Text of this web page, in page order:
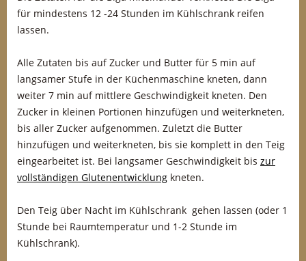
für mindestens 12 -24 Stunden im Kühlschrank reifen
lassen.
Alle Zutaten bis auf Zucker und Butter für 5 min auf
langsamer Stufe in der Küchenmaschine kneten, dann
weiter 7 min auf mittlere Geschwindigkeit kneten. Den
Zucker in kleinen Portionen hinzufügen und weiterkneten,
bis aller Zucker aufgenommen. Zuletzt die Butter
hinzufügen und weiterkneten, bis sie komplett in den Teig
eingearbeitet ist. Bei langsamer Geschwindigkeit bis zur
vollständigen Glutenentwicklung kneten.
Den Teig über Nacht im Kühlschrank gehen lassen (oder 1
Stunde bei Raumtemperatur und 1-2 Stunde im
Kühlschrank).